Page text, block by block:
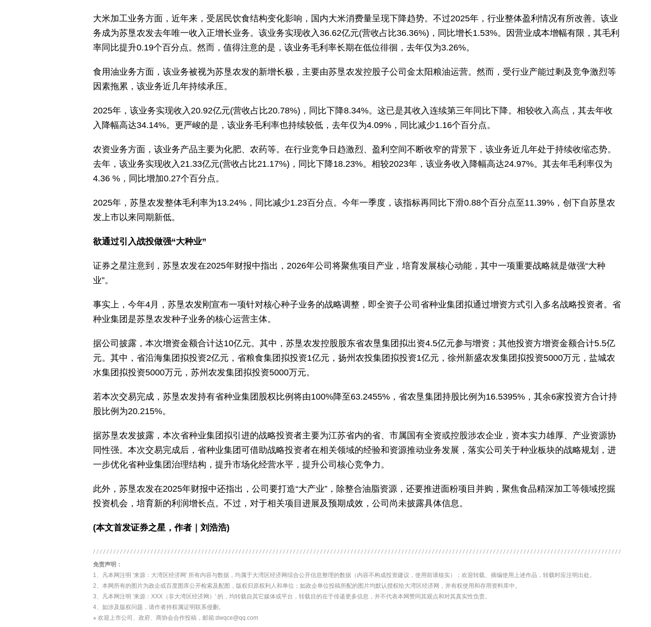
大米加工业务方面，近年来，受居民饮食结构变化影响，国内大米消费量呈现下降趋势。不过2025年，行业整体盈利情况有所改善。该业
务成为苏垦农发去年唯一收入正增长业务。该业务实现收入36.62亿元(营收占比36.36%)，同比增长1.53%。因营业成本增幅有限，其毛利
率同比提升0.19个百分点。然而，值得注意的是，该业务毛利率长期在低位徘徊，去年仅为3.26%。
食用油业务方面，该业务被视为苏垦农发的新增长极，主要由苏垦农发控股子公司金太阳粮油运营。然而，受行业产能过剩及竞争激烈等
因素拖累，该业务近几年持续承压。
2025年，该业务实现收入20.92亿元(营收占比20.78%)，同比下降8.34%。这已是其收入连续第三年同比下降。相较收入高点，其去年收
入降幅高达34.14%。更严峻的是，该业务毛利率也持续较低，去年仅为4.09%，同比减少1.16个百分点。
农资业务方面，该业务产品主要为化肥、农药等。在行业竞争日趋激烈、盈利空间不断收窄的背景下，该业务近几年处于持续收缩态势。
去年，该业务实现收入21.33亿元(营收占比21.17%)，同比下降18.23%。相较2023年，该业务收入降幅高达24.97%。其去年毛利率仅为
4.36 %，同比增加0.27个百分点。
2025年，苏垦农发整体毛利率为13.24%，同比减少1.23百分点。今年一季度，该指标再同比下滑0.88个百分点至11.39%，创下自苏垦农
发上市以来同期新低。
欲通过引入战投做强“大种业”
证券之星注意到，苏垦农发在2025年财报中指出，2026年公司将聚焦项目产业，培育发展核心动能，其中一项重要战略就是做强“大种
业”。
事实上，今年4月，苏垦农发刚宣布一项针对核心种子业务的战略调整，即全资子公司省种业集团拟通过增资方式引入多名战略投资者。省
种业集团是苏垦农发种子业务的核心运营主体。
据公司披露，本次增资金额合计达10亿元。其中，苏垦农发控股股东省农垦集团拟出资4.5亿元参与增资；其他投资方增资金额合计5.5亿
元。其中，省沿海集团拟投资2亿元，省粮食集团拟投资1亿元，扬州农投集团拟投资1亿元，徐州新盛农发集团拟投资5000万元，盐城农
水集团拟投资5000万元，苏州农发集团拟投资5000万元。
若本次交易完成，苏垦农发持有省种业集团股权比例将由100%降至63.2455%，省农垦集团持股比例为16.5395%，其余6家投资方合计持
股比例为20.215%。
据苏垦农发披露，本次省种业集团拟引进的战略投资者主要为江苏省内的省、市属国有全资或控股涉农企业，资本实力雄厚、产业资源协
同性强。本次交易完成后，省种业集团可借助战略投资者在相关领域的经验和资源推动业务发展，落实公司关于种业板块的战略规划，进
一步优化省种业集团治理结构，提升市场化经营水平，提升公司核心竞争力。
此外，苏垦农发在2025年财报中还指出，公司要打造“大产业”，除整合油脂资源，还要推进面粉项目并购，聚焦食品精深加工等领域挖掘
投资机会，培育新的利润增长点。不过，对于相关项目进展及预期成效，公司尚未披露具体信息。
(本文首发证券之星，作者｜刘浩浩)
免责声明：
1、凡本网注明 '来源：大湾区经济网' 所有内容与数据，均属于大湾区经济网综合公开信息整理的数据（内容不构成投资建议，使用前请核实）；欢迎转载、摘编使用上述作品，转载时应注明出处。
2、本网所有的图片为政企或百度图库公开检索及配图，版权归原权利人和单位；如政企单位投稿所配的图片均默认授权给大湾区经济网，并有权使用和存用资料库中。
3、凡本网注明 '来源：XXX（非大湾区经济网）' 的，均转载自其它媒体或平台，转载目的在于传递更多信息，并不代表本网赞同其观点和对其真实性负责。
4、如涉及版权问题，请作者持权属证明联系侵删。
※ 欢迎上市公司、政府、商协会合作投稿，邮箱:dwqce@qq.com